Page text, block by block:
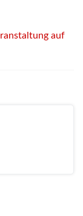
auf